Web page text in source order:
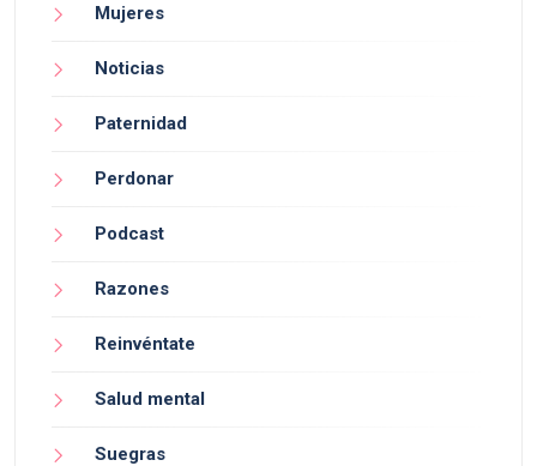
Mujeres
Noticias
Paternidad
Perdonar
Podcast
Razones
Reinvéntate
Salud mental
Suegras